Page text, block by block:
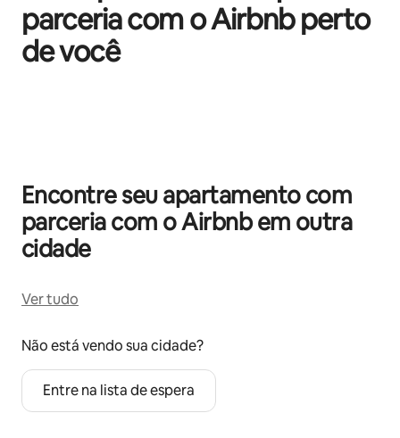
parceria com o Airbnb perto
de você
Encontre seu apartamento com
parceria com o Airbnb em outra
cidade
Ver tudo
Não está vendo sua cidade?
Entre na lista de espera